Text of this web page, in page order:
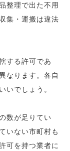
整理で出た不用
集・運搬は違法
する許可であ
なります。各自
いでしょう。
数が足りてい
いない市町村も
可を持つ業者に